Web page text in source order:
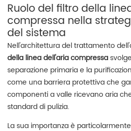
Ruolo del filtro della
compressa nella
del sistema
Nell'architettura del trattamento
della linea dell'aria compressa
separazione primaria e la
come una barriera protettiva che
componenti a valle ricevano aria
standard di pulizia.
La sua importanza è